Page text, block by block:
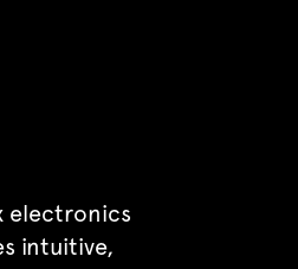
electronics
intuitive,